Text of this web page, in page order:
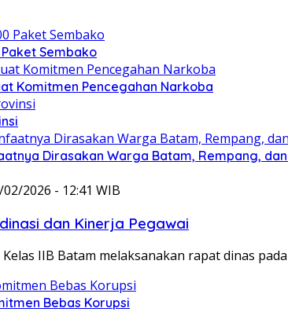
Sembako
Komitmen Pencegahan Narkoba
Dirasakan Warga Batam, Rempang,
2026 - 12:41 WIB
dan Kinerja Pegawai
IIB Batam melaksanakan rapat dinas
Bebas Korupsi